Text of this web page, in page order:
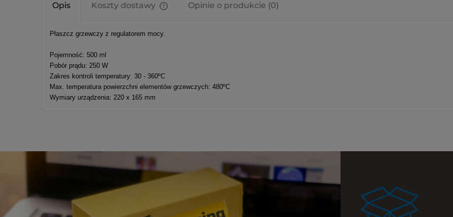
Opis Koszty dostawy Opinie o produkcie (0)
Płaszcz grzewczy z regulatorem mocy.
Pojemność: 500 ml
Pobór prądu: 250 W
Zakres kontroli temperatury: 30 - 360ºC
Max. temperatura powierzchni elementów grzewczych: 480ºC
Wymiary urządzenia: 220 x 165 mm